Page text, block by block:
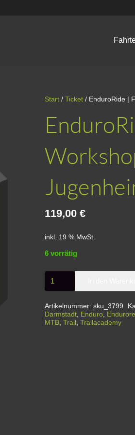
Start /Ticket / EnduroRide |
119,00€
inkl. 19 % MwSt.
6 vorrätig
EnduroRide
|
Fahrtechnik
Workshop
|
Artikelnummer:sku_3799
Darmstadt, Enduro,
MTB,Trail ,Trailacademy